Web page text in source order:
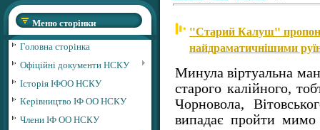
Меню сторінки
Головна сторінка
Офіційні документи НСКУ
Історія ІФОО НСКУ
Керівництво ІФ ОО НСКУ
Члени ІФ ОО НСКУ
"Старий Калуш"
найдраматичнішими
Минула віртуальна
старого калійного,
Чорновола,
випадає пройти мимо